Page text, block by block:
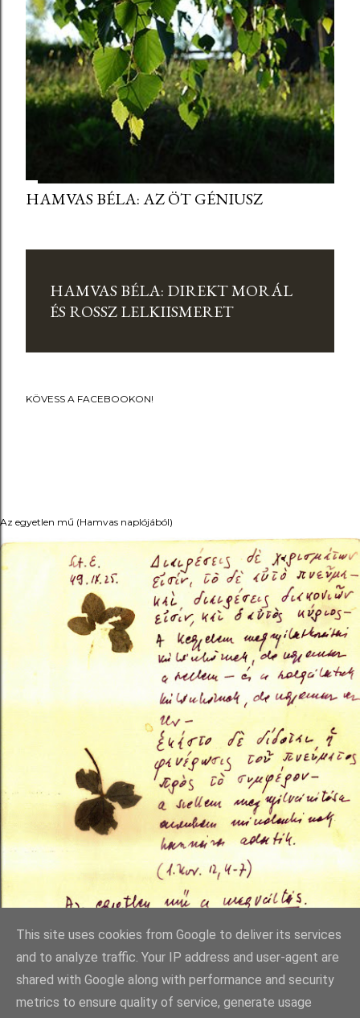
HAMVAS BÉLA: AZ ÖT GÉNIUSZ
HAMVAS BÉLA: DIREKT MORÁL
ÉS ROSSZ LELKIISMERET
KÖVESS A FACEBOOKON!
Az egyetlen mű (Hamvas naplójából)
This site uses cookies from Google to deliver its services
and to analyze traffic. Your IP address and user-agent are
shared with Google along with performance and security
metrics to ensure quality of service, generate usage